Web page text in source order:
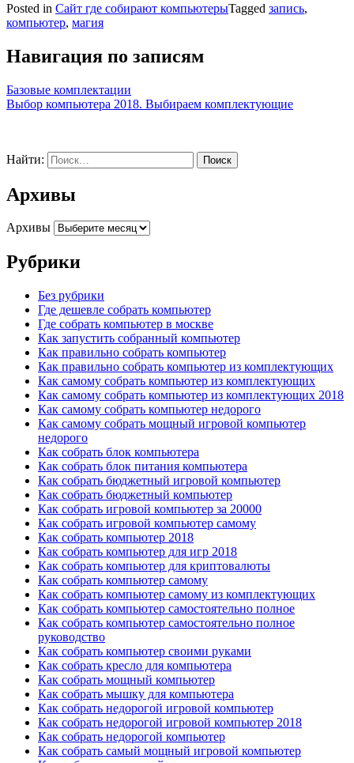
Posted in Сайт где собирают компьютерыTagged запись,
компьютер, магия
Навигация по записям
Базовые комплектации
Выбор компьютера 2018. Выбираем комплектующие
Найти:
Архивы
Архивы
Рубрики
Без рубрики
Где дешевле собрать компьютер
Где собрать компьютер в москве
Как запустить собранный компьютер
Как правильно собрать компьютер
Как правильно собрать компьютер из комплектующих
Как самому собрать компьютер из комплектующих
Как самому собрать компьютер из комплектующих 2018
Как самому собрать компьютер недорого
Как самому собрать мощный игровой компьютер
недорого
Как собрать блок компьютера
Как собрать блок питания компьютера
Как собрать бюджетный игровой компьютер
Как собрать бюджетный компьютер
Как собрать игровой компьютер за 20000
Как собрать игровой компьютер самому
Как собрать компьютер 2018
Как собрать компьютер для игр 2018
Как собрать компьютер для криптовалюты
Как собрать компьютер самому
Как собрать компьютер самому из комплектующих
Как собрать компьютер самостоятельно полное
Как собрать компьютер самостоятельно полное
руководство
Как собрать компьютер своими руками
Как собрать кресло для компьютера
Как собрать мощный компьютер
Как собрать мышку для компьютера
Как собрать недорогой игровой компьютер
Как собрать недорогой игровой компьютер 2018
Как собрать недорогой компьютер
Как собрать самый мощный игровой компьютер